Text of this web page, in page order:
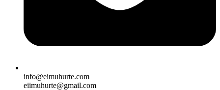
info@eimuhurte.com
eiimuhurte@gmail.com